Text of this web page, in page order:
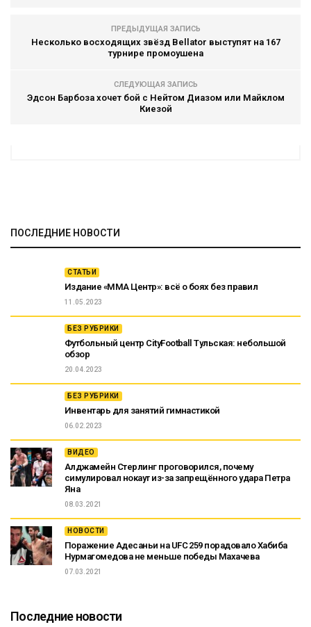
ПРЕДЫДУЩАЯ ЗАПИСЬ
Несколько восходящих звёзд Bellator выступят на 167
турнире промоушена
СЛЕДУЮЩАЯ ЗАПИСЬ
Эдсон Барбоза хочет бой с Нейтом Диазом или Майклом
Киезой
ПОСЛЕДНИЕ НОВОСТИ
СТАТЬИ
Издание «ММА Центр»: всё о боях без правил
11.05.2023
БЕЗ РУБРИКИ
Футбольный центр CityFootball Тульская: небольшой
обзор
20.04.2023
БЕЗ РУБРИКИ
Инвентарь для занятий гимнастикой
06.02.2023
ВИДЕО
Алджамейн Стерлинг проговорился, почему
симулировал нокаут из-за запрещённого удара Петра
Яна
08.03.2021
НОВОСТИ
Поражение Адесаньи на UFC 259 порадовало Хабиба
Нурмагомедова не меньше победы Махачева
07.03.2021
Последние новости